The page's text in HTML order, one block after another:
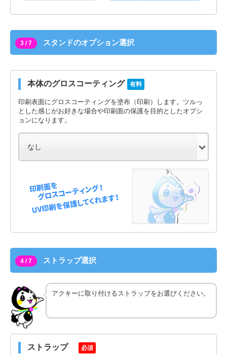
3 / 7 スタンドのオプション選択
本体のグロスコーティング 有料
印刷表面にグロスコーティングを塗布（印刷）します。ツルっ
とした感じがお好きな場合や印刷面の保護を目的としたオプシ
ョンになります。
4 / 7 ストラップ選択
アクキーに取り付けるストラップをお選びください。
ストラップ 必須